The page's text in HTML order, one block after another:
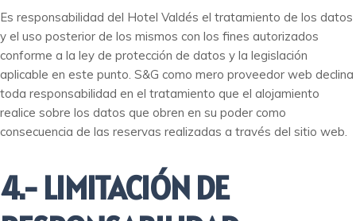
Es responsabilidad del Hotel Valdés el tratamiento de los datos
y el uso posterior de los mismos con los fines autorizados
conforme a la ley de protección de datos y la legislación
aplicable en este punto. S&G como mero proveedor web declina
toda responsabilidad en el tratamiento que el alojamiento
realice sobre los datos que obren en su poder como
consecuencia de las reservas realizadas a través del sitio web.
4.- LIMITACIÓN DE